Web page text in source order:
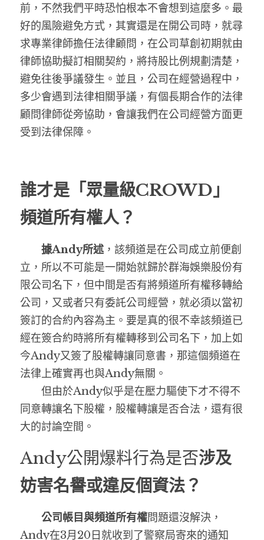
前，不然我們平時恐怕根本不會想到這麼多。最
好的風險避免方式，其實還是在開公司時，就尋
求專業律師擔任法律顧問，在公司草創初期就由
律師協助擬訂相關契約，將持股比例規劃清楚，
避免往後爭議發生。並且，公司在經營過程中，
多少會遇到法律相關爭議，有個長期合作的法律
顧問律師從旁協助，會讓我們在公司經營方面更
受到法律保障。
誰才是「眾量級CROWD」
頻道所有權人？
據Andy所述，該頻道是在公司成立前便創
立，所以不可能是一開始就歸於群海娛樂股份有
限公司名下，但中間是否有將頻道所有權移轉給
公司，又或者只有委託公司經營，就必須以當初
簽訂的合約內容為主。要是真的很不幸該頻道已
經在簽合約時將所有權轉移到公司名下，加上如
今Andy又簽了股權轉讓同意書，那這個頻道在
法律上確實再也與Andy無關。
但由於Andy似乎是在壓力驅使下才不得不
同意轉讓名下股權，股權轉讓是否合法，還有很
大的討論空間。
Andy公開爆料行為是否涉及
妨害名譽或違反個資法？
公司帳目與頻道所有權問題還沒解決，
Andy在3月20日就收到了警察局寄來的通知